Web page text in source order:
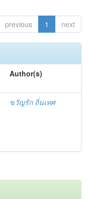
previous 1 next
Author(s)
ขวัญรัก ถิ่นเทศ